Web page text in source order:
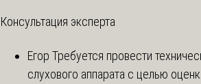
Консультация эксперта
Егор Требуется провести
слухового аппарата с целью